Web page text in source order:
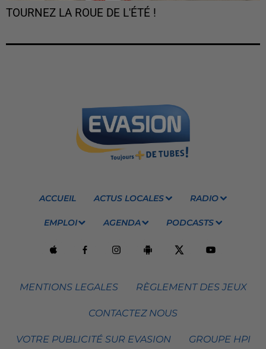
TOURNEZ LA ROUE DE L'ÉTÉ !
ACCUEIL ACTUS LOCALES RADIO
EMPLOI AGENDA PODCASTS
MENTIONS LEGALES RÈGLEMENT DES JEUX
CONTACTEZ NOUS
VOTRE PUBLICITÉ SUR EVASION GROUPE HPI